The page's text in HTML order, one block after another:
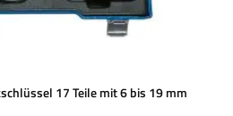
17 Teile mit 6 bis 19 mm